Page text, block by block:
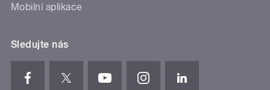
Mobilní aplikace
Sledujte nás